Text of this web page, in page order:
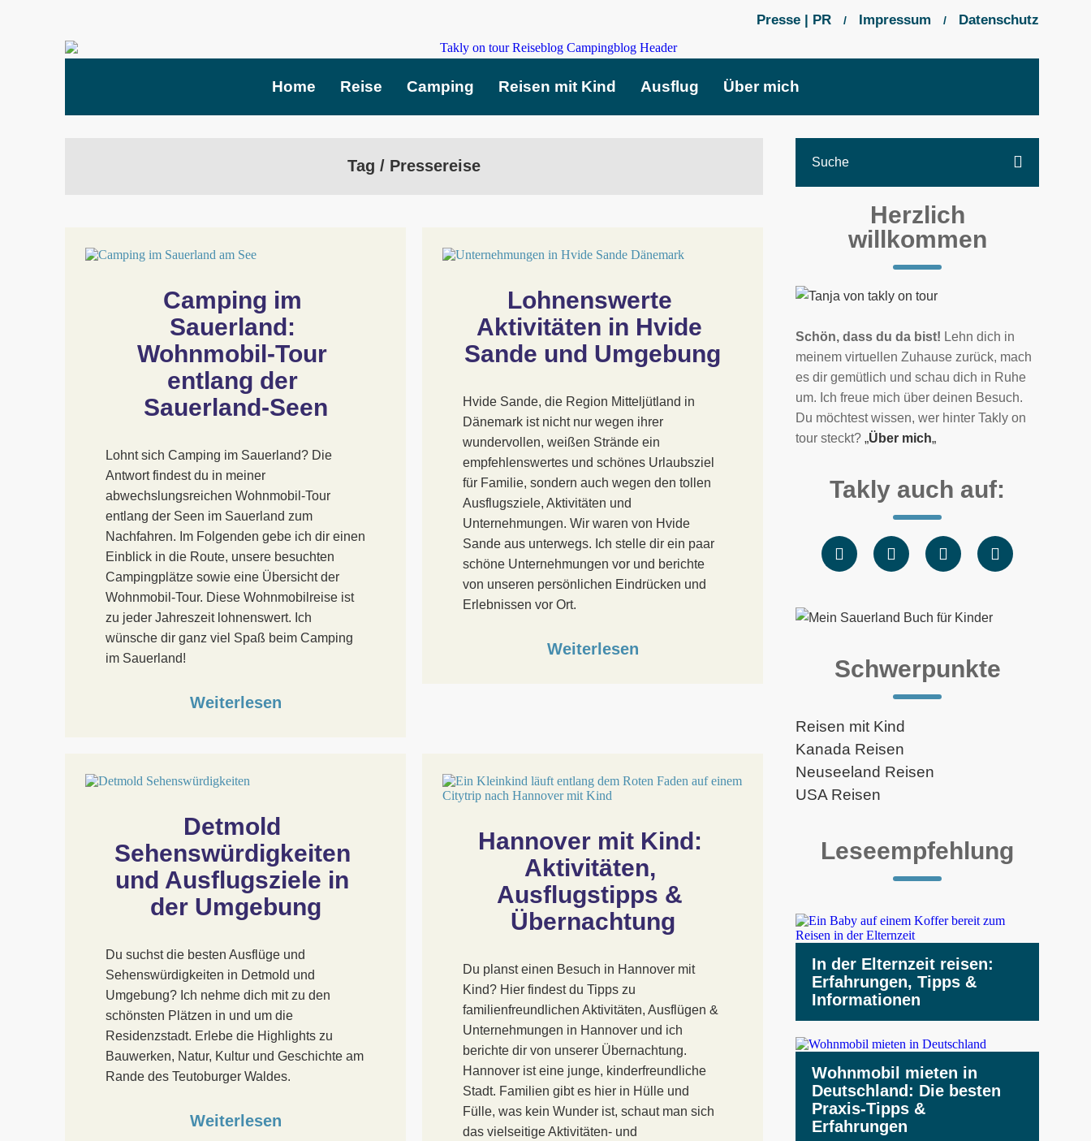
Presse | PR / Impressum / Datenschutz
Home Reise Camping Reisen mit Kind Ausflug Über mich
Tag / Pressereise
Camping im
Sauerland:
Wohnmobil-Tour
entlang der
Sauerland-Seen
Lohnt sich Camping im Sauerland? Die
Antwort findest du in meiner
abwechslungsreichen Wohnmobil-Tour
entlang der Seen im Sauerland zum
Nachfahren. Im Folgenden gebe ich dir einen
Einblick in die Route, unsere besuchten
Campingplätze sowie eine Übersicht der
Wohnmobil-Tour. Diese Wohnmobilreise ist
zu jeder Jahreszeit lohnenswert. Ich
wünsche dir ganz viel Spaß beim Camping
im Sauerland!
Weiterlesen
Lohnenswerte
Aktivitäten in Hvide
Sande und Umgebung
Hvide Sande, die Region Mitteljütland in
Dänemark ist nicht nur wegen ihrer
wundervollen, weißen Strände ein
empfehlenswertes und schönes Urlaubsziel
für Familie, sondern auch wegen den tollen
Ausflugsziele, Aktivitäten und
Unternehmungen. Wir waren von Hvide
Sande aus unterwegs. Ich stelle dir ein paar
schöne Unternehmungen vor und berichte
von unseren persönlichen Eindrücken und
Erlebnissen vor Ort.
Weiterlesen
Detmold
Sehenswürdigkeiten
und Ausflugsziele in
der Umgebung
Du suchst die besten Ausflüge und
Sehenswürdigkeiten in Detmold und
Umgebung? Ich nehme dich mit zu den
schönsten Plätzen in und um die
Residenzstadt. Erlebe die Highlights zu
Bauwerken, Natur, Kultur und Geschichte am
Rande des Teutoburger Waldes.
Weiterlesen
Hannover mit Kind:
Aktivitäten,
Ausflugstipps &
Übernachtung
Du planst einen Besuch in Hannover mit
Kind? Hier findest du Tipps zu
familienfreundlichen Aktivitäten, Ausflügen &
Unternehmungen in Hannover und ich
berichte dir von unserer Übernachtung.
Hannover ist eine junge, kinderfreundliche
Stadt. Familien gibt es hier in Hülle und
Fülle, was kein Wunder ist, schaut man sich
das vielseitige Aktivitäten- und
Herzlich
willkommen
Schön, dass du da bist! Lehn dich in
meinem virtuellen Zuhause zurück, mach
es dir gemütlich und schau dich in Ruhe
um. Ich freue mich über deinen Besuch.
Du möchtest wissen, wer hinter Takly on
tour steckt? „Über mich„
Takly auch auf:
Schwerpunkte
Reisen mit Kind
Kanada Reisen
Neuseeland Reisen
USA Reisen
Leseempfehlung
In der Elternzeit reisen:
Erfahrungen, Tipps &
Informationen
Wohnmobil mieten in
Deutschland: Die besten
Praxis-Tipps &
Erfahrungen